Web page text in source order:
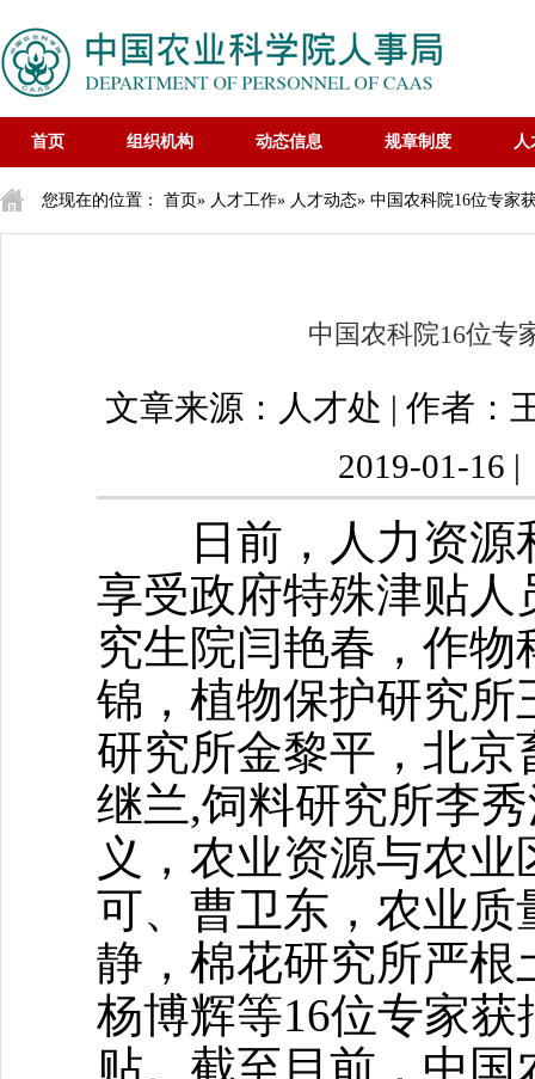
首页 组织机构 动态信息 规章制度 人
您现在的位置： 首页» 人才工作» 人才动态» 中国农科院16位专家
中国农科院16位专
文章来源：人才处 | 作者：
2019-01-16
日前，人力资源
享受政府特殊津贴
究生院闫艳春，作
锦，植物保护研究
研究所金黎平，北
继兰,饲料研究所李
义，农业资源与农
可、曹卫东，农业
静，棉花研究所严
杨博辉等16位专家
贴。截至目前，中国